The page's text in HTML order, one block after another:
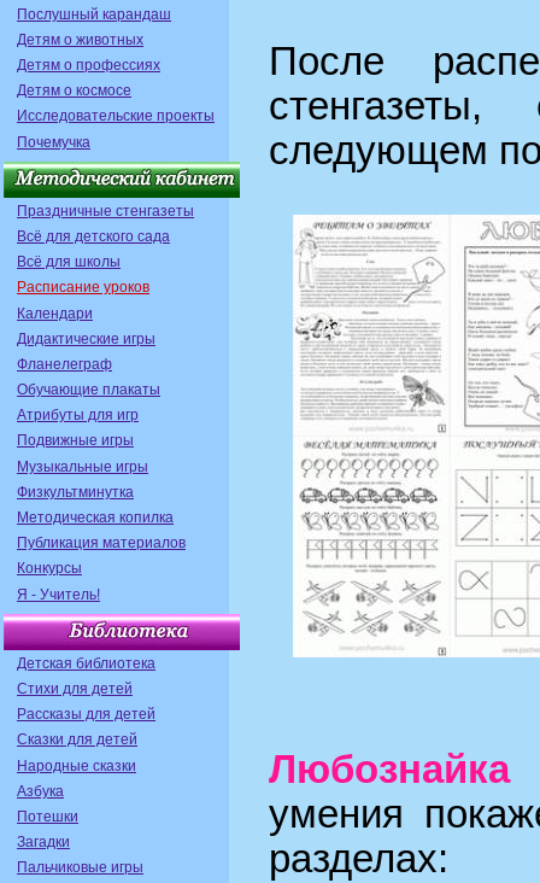
Послушный карандаш
Детям о животных
Детям о профессиях
Детям о космосе
Исследовательские проекты
Почемучка
Праздничные стенгазеты
Всё для детского сада
Всё для школы
Расписание уроков
Календари
Дидактические игры
Фланелеграф
Обучающие плакаты
Атрибуты для игр
Подвижные игры
Музыкальные игры
Физкультминутка
Методическая копилка
Публикация материалов
Конкурсы
Я - Учитель!
Детская библиотека
Стихи для детей
Рассказы для детей
Сказки для детей
Народные сказки
Азбука
Потешки
Загадки
Пальчиковые игры
После
следующем
Любознайка
умения
разделах: